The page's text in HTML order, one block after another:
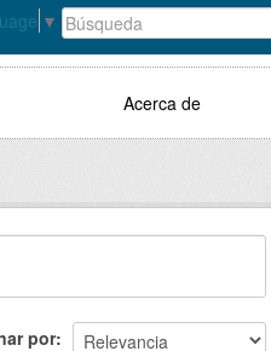
▼
Acerca de
por